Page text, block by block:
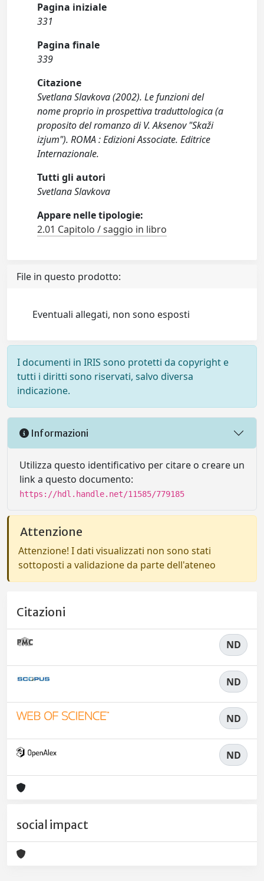
Pagina iniziale
331
Pagina finale
339
Citazione
Svetlana Slavkova (2002). Le funzioni del
nome proprio in prospettiva traduttologica (a
proposito del romanzo di V. Aksenov "Skaži
izjum"). ROMA : Edizioni Associate. Editrice
Internazionale.
Tutti gli autori
Svetlana Slavkova
Appare nelle tipologie:
2.01 Capitolo / saggio in libro
File in questo prodotto:
Eventuali allegati, non sono esposti
I documenti in IRIS sono protetti da copyright e
tutti i diritti sono riservati, salvo diversa
indicazione.
Informazioni
Utilizza questo identificativo per citare o creare un
link a questo documento:
https://hdl.handle.net/11585/779185
Attenzione
Attenzione! I dati visualizzati non sono stati
sottoposti a validazione da parte dell'ateneo
Citazioni
ND
ND
ND
ND
social impact